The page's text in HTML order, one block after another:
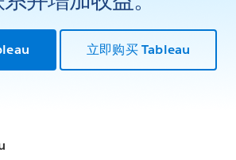
立即购买 Tableau